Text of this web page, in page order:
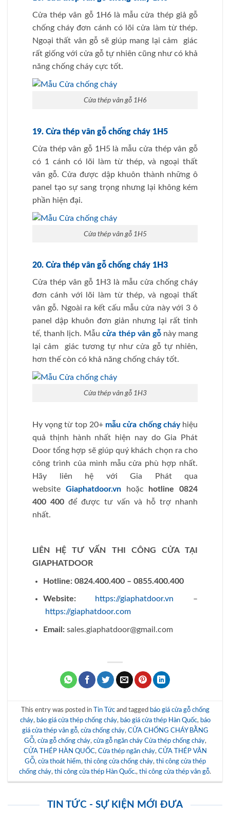
Cửa thép vân gỗ 1H6 là mẫu cửa thép giả gỗ
chống cháy đơn cánh có lõi cửa làm từ thép.
Ngoại thất vân gỗ sẽ giúp mang lại cảm giác
rất giống với cửa gỗ tự nhiên cũng như có khả
năng chống cháy cực tốt.
Cửa thép vân gỗ 1H6
19. Cửa thép vân gỗ chống cháy 1H5
Cửa thép vân gỗ 1H5 là mẫu cửa thép vân gỗ
có 1 cánh có lõi làm từ thép, và ngoại thất
vân gỗ. Cửa được dập khuôn thành những ô
panel tạo sự sang trọng nhưng lại không kém
phần hiện đại.
Cửa thép vân gỗ 1H5
20. Cửa thép vân gỗ chống cháy 1H3
Cửa thép vân gỗ 1H3 là mẫu cửa chống cháy
đơn cánh với lõi làm từ thép, và ngoại thất
vân gỗ. Ngoài ra kết cấu mẫu cửa này với 3 ô
panel dập khuôn đơn giản nhưng lại rất tinh
tế, thanh lịch. Mẫucửa thép vân gỗnày mang
lại cảm giác tương tự như cửa gỗ tự nhiên,
hơn thế còn có khả năng chống cháy tốt.
Cửa thép vân gỗ 1H3
Hy vọng từ top 20+ mẫu cửa chống cháyhiệu
quả thịnh hành nhất hiện nay do Gia Phát
Door tổng hợp sẽ giúp quý khách chọn ra cho
công trình của mình mẫu cửa phù hợp nhất.
Hãy liên hệ với Gia Phát qua
website Giaphatdoor.vnhoặc
hotline 0824
400 400 để được tư vấn và hỗ trợ nhanh
nhất.
LIÊN HỆ TƯ VẤN THI CÔNG CỬA TẠI
GIAPHATDOOR
Hotline: 0824.400.400 – 0855.400.400
Website: https://giaphatdoor.vn –
https://giaphatdoor.com
Email: sales.giaphatdoor@gmail.com
This entry was posted in Tin Tứcand tagged báo giá cửa gỗ chống
cháy, báo giá cửa thép chống cháy, báo giá cửa thép Hàn Quốc, báo
giá cửa thép vân gỗ, cửa chống cháy, CỬA CHỐNG CHÁY BẰNG
GỖ, cửa gỗ chống cháy, cửa gỗ ngăn cháy Cửa thép chống cháy,
CỬA THÉP HÀN QUỐC, Cửa thép ngăn cháy, CỬA THÉP VÂN
GỖ, cửa thoát hiểm, thi công cửa chống cháy, thi công cửa thép
chống cháy, thi công cửa thép Hàn Quốc., thi công cửa thép vân gỗ.
TIN TỨC - SỰ KIỆN MỚI ĐƯA